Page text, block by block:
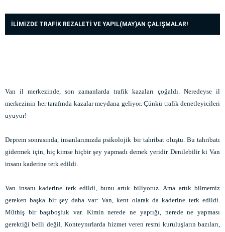
İLİMİZDE TRAFİK REZALETİ VE YAPIL(MAY)AN ÇALIŞMALAR!
Van il merkezinde, son zamanlarda trafik kazaları çoğaldı. Neredeyse il
merkezinin her tarafında kazalar meydana geliyor. Çünkü trafik denetleyicileri
uyuyor!
Deprem sonrasında, insanlarımızda psikolojik bir tahribat oluştu. Bu tahribatı
gidermek için, hiç kimse hiçbir şey yapmadı demek yeridir. Denilebilir ki Van
insanı kaderine terk edildi.
Van insanı kaderine terk edildi, bunu artık biliyoruz. Ama artık bilmemiz
gereken başka bir şey daha var: Van, kent olarak da kaderine terk edildi.
Müthiş bir başıboşluk var. Kimin nerede ne yaptığı, nerede ne yapması
gerektiği belli değil. Konteynırlarda hizmet veren resmi kuruluşların bazıları,